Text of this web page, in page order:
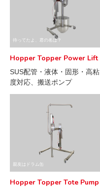
待ってたよ、君の名は？
Hopper Topper Power Lift
SUS配管・液体・固形・高粘
度対応、搬送ポンプ
親友はドラム缶
Hopper Topper Tote Pump